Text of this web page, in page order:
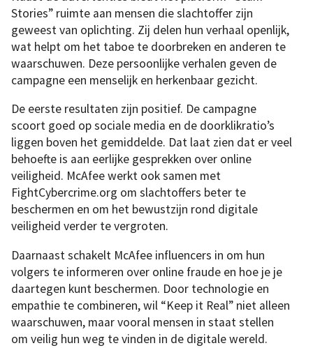
Stories” ruimte aan mensen die slachtoffer zijn
geweest van oplichting. Zij delen hun verhaal openlijk,
wat helpt om het taboe te doorbreken en anderen te
waarschuwen. Deze persoonlijke verhalen geven de
campagne een menselijk en herkenbaar gezicht.
De eerste resultaten zijn positief. De campagne
scoort goed op sociale media en de doorklikratio’s
liggen boven het gemiddelde. Dat laat zien dat er veel
behoefte is aan eerlijke gesprekken over online
veiligheid. McAfee werkt ook samen met
FightCybercrime.org om slachtoffers beter te
beschermen en om het bewustzijn rond digitale
veiligheid verder te vergroten.
Daarnaast schakelt McAfee influencers in om hun
volgers te informeren over online fraude en hoe je je
daartegen kunt beschermen. Door technologie en
empathie te combineren, wil “Keep it Real” niet alleen
waarschuwen, maar vooral mensen in staat stellen
om veilig hun weg te vinden in de digitale wereld.